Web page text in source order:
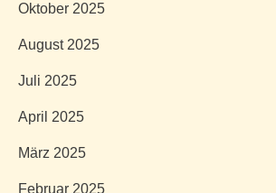
Oktober 2025
August 2025
Juli 2025
April 2025
März 2025
Februar 2025